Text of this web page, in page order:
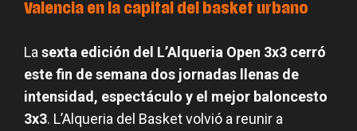
Valencia en la capital del basket urbano
La sexta edición del L’Alqueria Open 3x3 cerró
este fin de semana dos jornadas llenas de
intensidad, espectáculo y el mejor baloncesto
3x3. L’Alqueria del Basket volvió a reunir a